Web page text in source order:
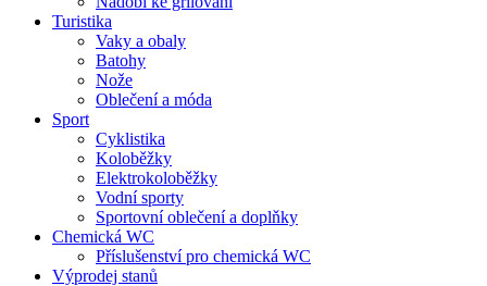
Turistika
Vaky a obaly
Batohy
Nože
Oblečení a móda
Sport
Cyklistika
Koloběžky
Elektrokoloběžky
Vodní sporty
Sportovní oblečení a doplňky
Chemická WC
Příslušenství pro chemická WC
Výprodej stanů